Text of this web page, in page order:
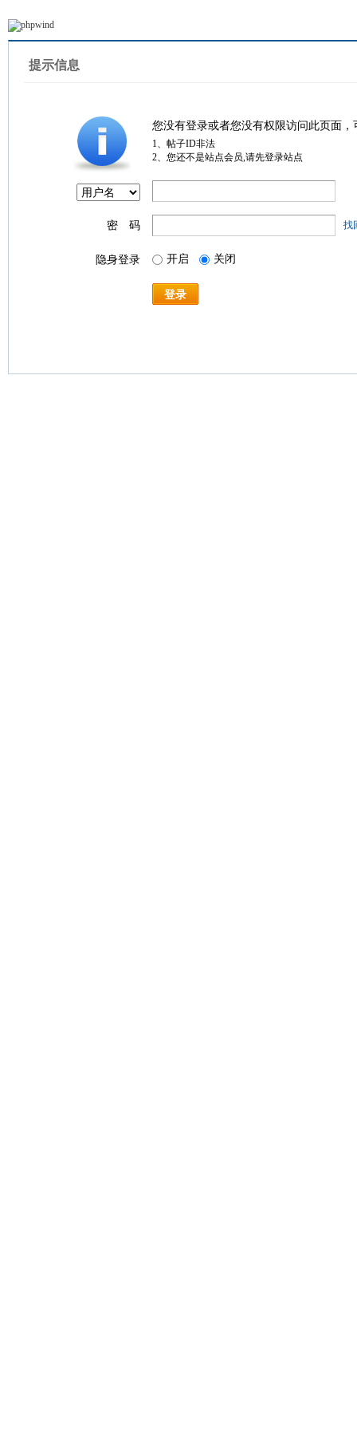
提示信息
您没有登录或者您没有权限访问此页面
1、帖子ID非法
2、您还不是站点会员,请先登录站点
密 码 找
隐身登录 开启 关闭
登录